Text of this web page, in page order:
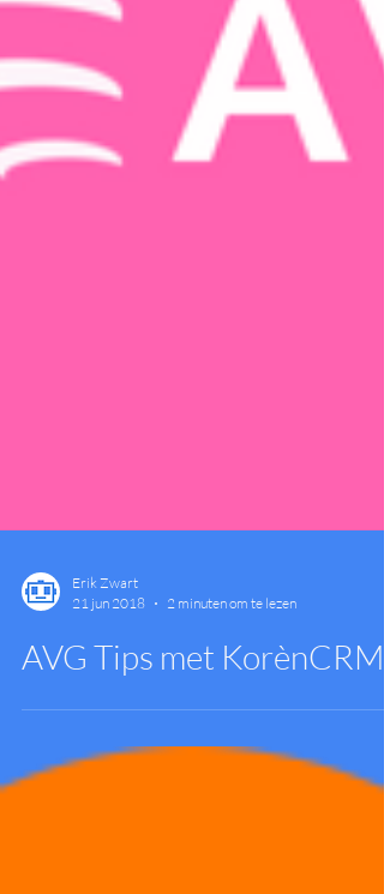
21 jun 2018
2 minuten om te lezen
AVG Tips met KorènCRM